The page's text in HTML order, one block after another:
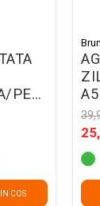
PERPETUA,
COS